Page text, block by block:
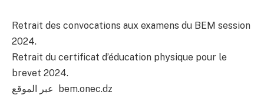
Retrait des convocations aux examens du BEM session
2024.
Retrait du certificat d’éducation physique pour le
brevet 2024.
عبر الموقع bem.onec.dz